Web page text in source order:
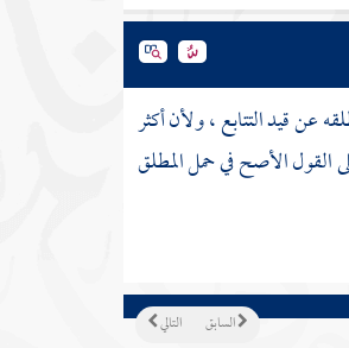
عن قيد التتابع ، ولأن أكثر
القول الأصح في حمل المطلق
التالي السابق